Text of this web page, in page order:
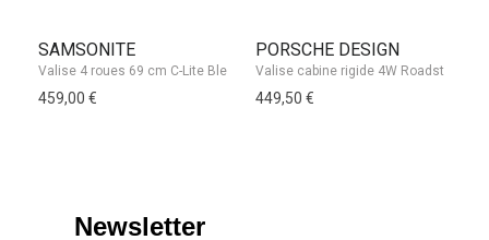
SAMSONITE
459,00 €
PORSCHE DESIGN
449,50 €